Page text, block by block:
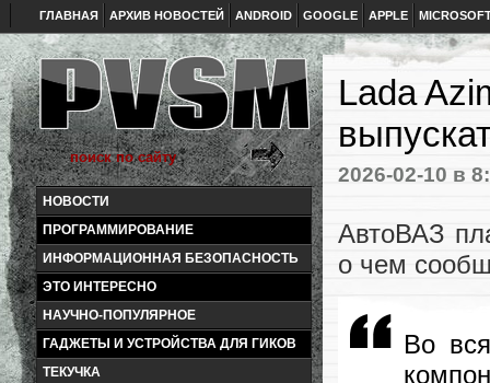
ГЛАВНАЯ АРХИВ НОВОСТЕЙ ANDROID GOOGLE APPLE
НОВОСТИ
ПРОГРАММИРОВАНИЕ
ИНФОРМАЦИОННАЯ БЕЗОПАСНОСТЬ
ЭТО ИНТЕРЕСНО
НАУЧНО-ПОПУЛЯРНОЕ
ГАДЖЕТЫ И УСТРОЙСТВА ДЛЯ ГИКОВ
ТЕКУЧКА
Lada
2026-02-10 в
АвтоВАЗ
о чем
Во